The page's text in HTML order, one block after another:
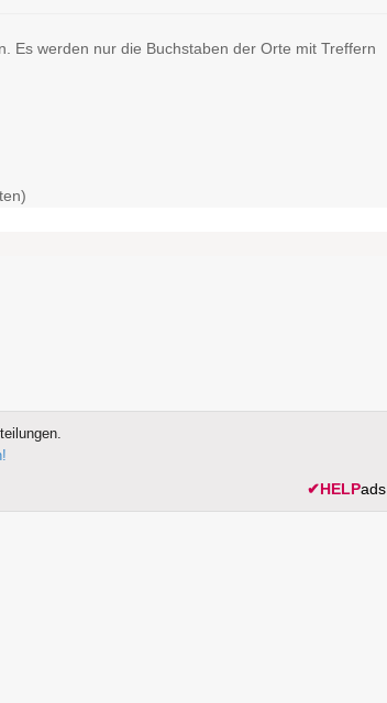
Es werden nur die Buchstaben der Orte mit Treffern
✔HELPads